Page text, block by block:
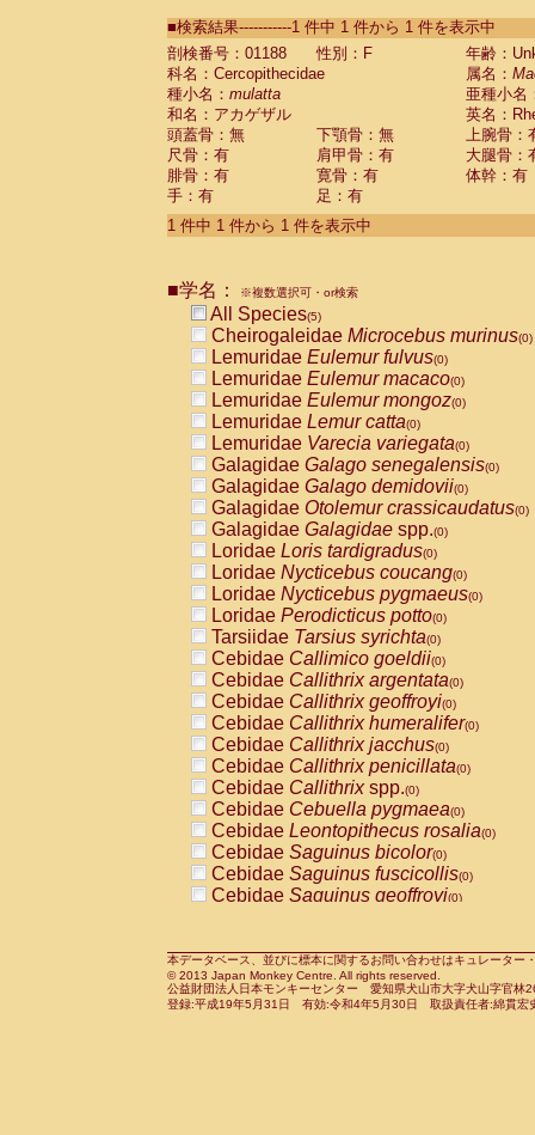
CebidaeSaguinus labiatus(0)
Cebidae Saguinus leucopus (0)
CebidaeSaguinus midas
Cebidae
CebidaeSaguinus nigricollis (1)
Cebidae Saguinus oedipus
Cebidae Saguinus weddelli
Cebidae Saguinusspp.
Cebidae Aotus trivirgatus
Cebidae Cebus albifrons
CebidaeCebus nigrivittatus
CebidaeCebus
CebidaeSaimiri boliviensis(0)
CebidaeSaimiri sciureus(0)
AtelidaeAlouatta caraya(0)
AtelidaeAlouatta fusca(0)
AtelidaeAlouatta seniculus
AtelidaeAlouattaspp.(0)
AtelidaeAteles belzebuth(0)
AtelidaeAteles geoffroyi(0)
AtelidaeAteles paniscus(0)
AtelidaeAtelesspp.(0)
Atelidae Lagothrix lagothricha
AtelidaeLagothrix lagothricha cana
PitheciidaeCacajao calvus
PitheciidaeCallicebus cupreus
PitheciidaeCallicebus donacophilus
PitheciidaeCallicebus moloch
PitheciidaeCallicebus torquatus
PitheciidaeCallicebusspp.(0)
PitheciidaeChiropotes satanas(0)
PitheciidaePithecia monachus
PitheciidaePithecia pithecia(0)
CercopithecidaeCercocebus agilis
CercopithecidaeCercocebus
CercopithecidaeCercocebus
CercopithecidaeCercocebus
CercopithecidaeCercocebus
CercopithecidaeCercocebushybrid
CercopithecidaePapio anubis(0)
CercopithecidaePapio cynocephalus
CercopithecidaePapio hamadryas(0)
■検索結果-----------1 件中 1 件から 1 件を表示中
剖検番号：01188
性別：F
年齢：
科名：Cercopithecidae
属名：
種小名： mulatta
亜種小名
和名：アカゲザル
英名：
頭蓋骨：無
下顎骨：無
上腕骨：
尺骨：有
肩甲骨：有
大腿骨：
腓骨：有
寛骨：有
体幹：有
手：有
足：有
1 件中 1 件から 1 件を表示中
■学名： ※複数選択可・or検索
All Species(5)
Cheirogaleidae Microcebus murinus(0)
Lemuridae Eulemur fulvus(0)
Lemuridae Eulemur macaco(0)
Lemuridae Eulemur mongoz(0)
Lemuridae Lemur catta(0)
Lemuridae Varecia variegata(0)
Galagidae Galago senegalensis(0)
Galagidae Galago demidovii(0)
Galagidae Otolemur crassicaudatus(0)
Galagidae Galagidae spp.(0)
Loridae Loris tardigradus(0)
Loridae Nycticebus coucang(0)
Loridae Nycticebus pygmaeus(0)
Loridae Perodicticus potto(0)
Tarsiidae Tarsius syrichta(0)
Cebidae Callimico goeldii(0)
Cebidae Callithrix argentata(0)
Cebidae Callithrix geoffroyi(0)
Cebidae Callithrix humeralifer(0)
Cebidae Callithrix jacchus(0)
Cebidae Callithrix penicillata(0)
Cebidae Callithrixspp.(0)
Cebidae Cebuella pygmaea(0)
Cebidae Leontopithecus rosalia(0)
Cebidae Saguinus bicolor(0)
Cebidae Saguinus fuscicollis(0)
Cebidae Saguinus geoffroyi(0)
CebidaeSaguinus leucopus(0)
CebidaeSaguinus midas(0)
Cebidae Saguinus mystax(0)
本データベース、並びに標本に関するお問い合わせはキュレータ
© 2013 Japan Monkey Centre. All rights reserved.
公益財団法人日本モンキーセンター 愛知県犬山市大字犬山字官
登録:平成19年5月31日 有効:令和4年5月30日 取扱責任者:綿貫宏